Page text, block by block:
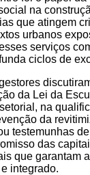
na
que atingem
urbanos
serviços
ciclos de
da Lei da
na
da
testemunhas
das
que garantam
integrado.